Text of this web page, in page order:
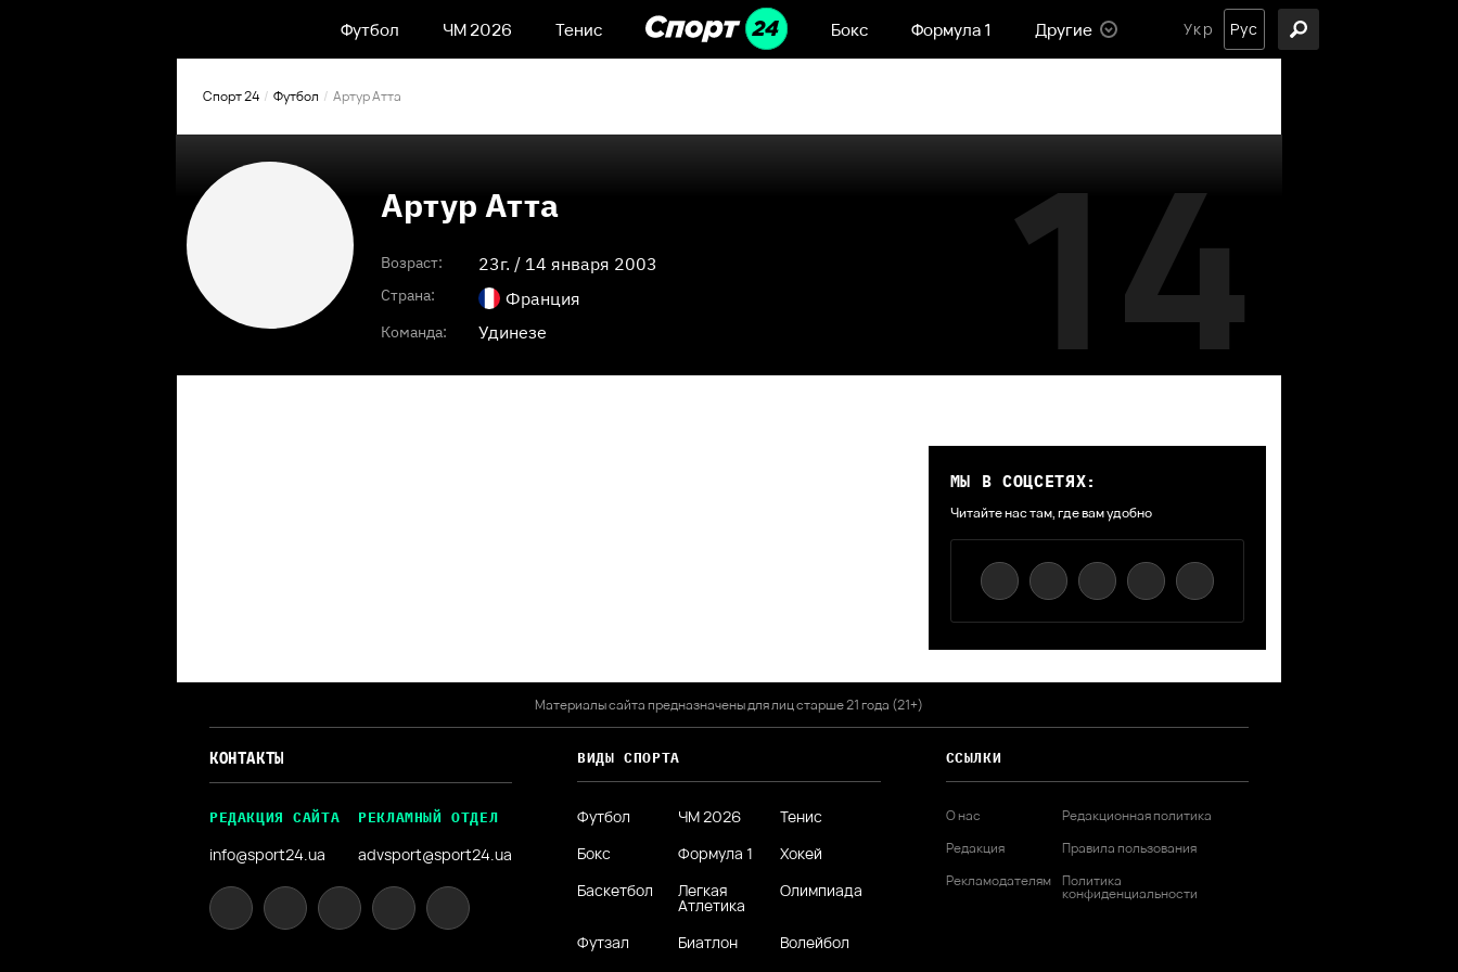
Футбол ЧМ 2026 Тенис Бокс Формула 1 Другие Укр Рус
Спорт 24 Футбол Артур Атта
Артур Атта
Возраст: 23г. / 14 января 2003
Страна: Франция
Команда: Удинезе 14
МЫ В СОЦСЕТЯХ:
Читайте нас там, где вам удобно
Материалы сайта предназначены для лиц старше 21 года (21+)
КОНТАКТЫ
РЕДАКЦИЯ САЙТА
info@sport24.ua
РЕКЛАМНЫЙ ОТДЕЛ
advsport@sport24.ua
ВИДЫ СПОРТА
Футбол ЧМ 2026
Тенис
Бокс
Формула 1
Хокей
Баскетбол
Легкая
Атлетика
Олимпиада
Футзал Биатлон
Волейбол
ССЫЛКИ
О нас
Редакция
Рекламодателям
Редакционная политика
Правила пользования
Политика
конфиденциальности